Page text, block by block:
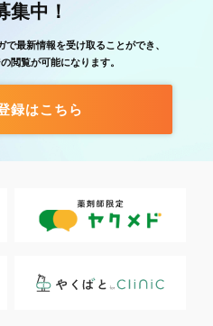
集中！
最新情報を受け取ることができ、
閲覧が可能になります。
録はこちら